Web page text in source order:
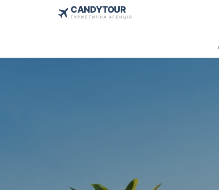
CANDYTOUR
ТУРИСТИЧНА АГЕНЦІЯ